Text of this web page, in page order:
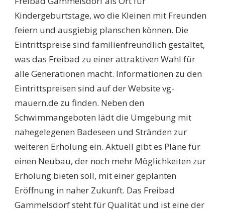
Kindergeburtstage, wo die Kleinen mit Freunden
feiern und ausgiebig planschen können. Die
Eintrittspreise sind familienfreundlich gestaltet,
was das Freibad zu einer attraktiven Wahl für
alle Generationen macht. Informationen zu den
Eintrittspreisen sind auf der Website vg-
mauern.de zu finden. Neben den
Schwimmangeboten lädt die Umgebung mit
nahegelegenen Badeseen und Stränden zur
weiteren Erholung ein. Aktuell gibt es Pläne für
einen Neubau, der noch mehr Möglichkeiten zur
Erholung bieten soll, mit einer geplanten
Eröffnung in naher Zukunft. Das Freibad
Gammelsdorf steht für Qualität und ist eine der